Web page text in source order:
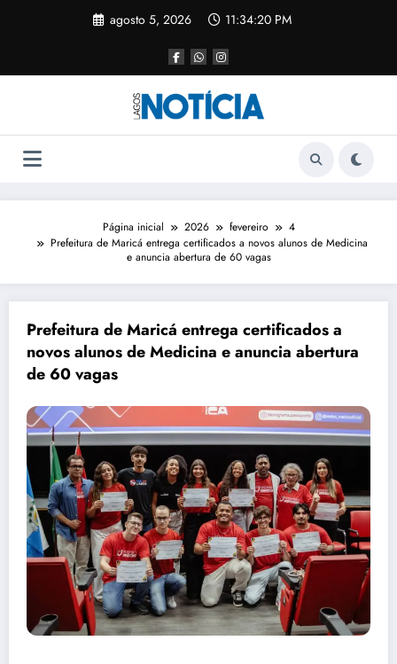
agosto 5, 2026 11:34:20 PM
Página inicial 2026 fevereiro
4
Prefeitura de Maricá entrega certificados a novos alunos de Medicina
e anuncia abertura de 60 vagas
Prefeitura de Maricá entrega certificados a
novos alunos de Medicina e anuncia abertura
de 60 vagas